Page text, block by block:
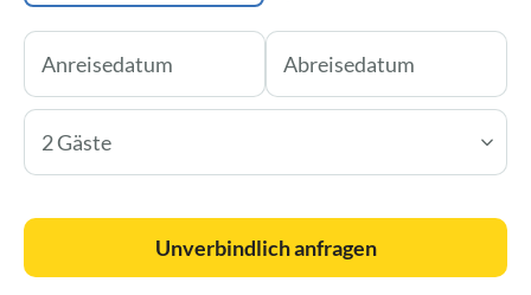
2 Gäste
Unverbindlich anfragen